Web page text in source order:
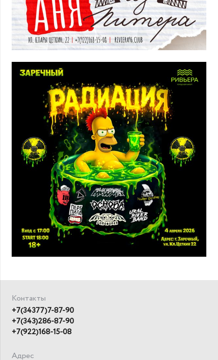
Контакты
+7(34377)7-87-90
+7(343)286-87-90
+7(922)168-15-08
Адрес